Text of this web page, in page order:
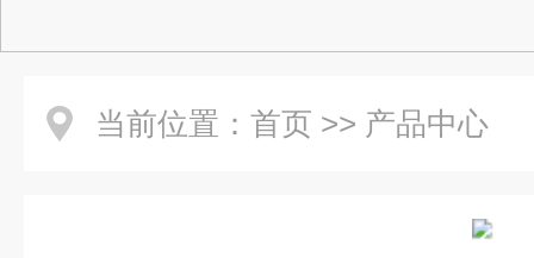
当前位置： 首页 >> 产品中心